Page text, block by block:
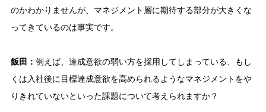
のかわかりませんが、マネジメント層に期待する部分が大きくな
ってきているのは事実です。
飯田： 例えば、達成意欲の弱い方を採用してしまっている、もし
くは入社後に目標達成意欲を高められるようなマネジメントをや
りきれていないといった課題について考えられますか？